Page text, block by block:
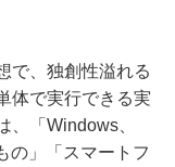
で、独創性溢れる
体で実行できる実
、「Windows、
の」「スマートフ